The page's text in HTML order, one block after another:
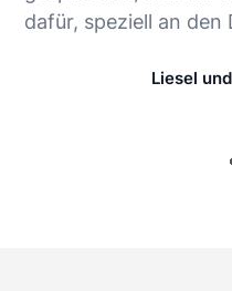
dafür, speziell an den
Liesel